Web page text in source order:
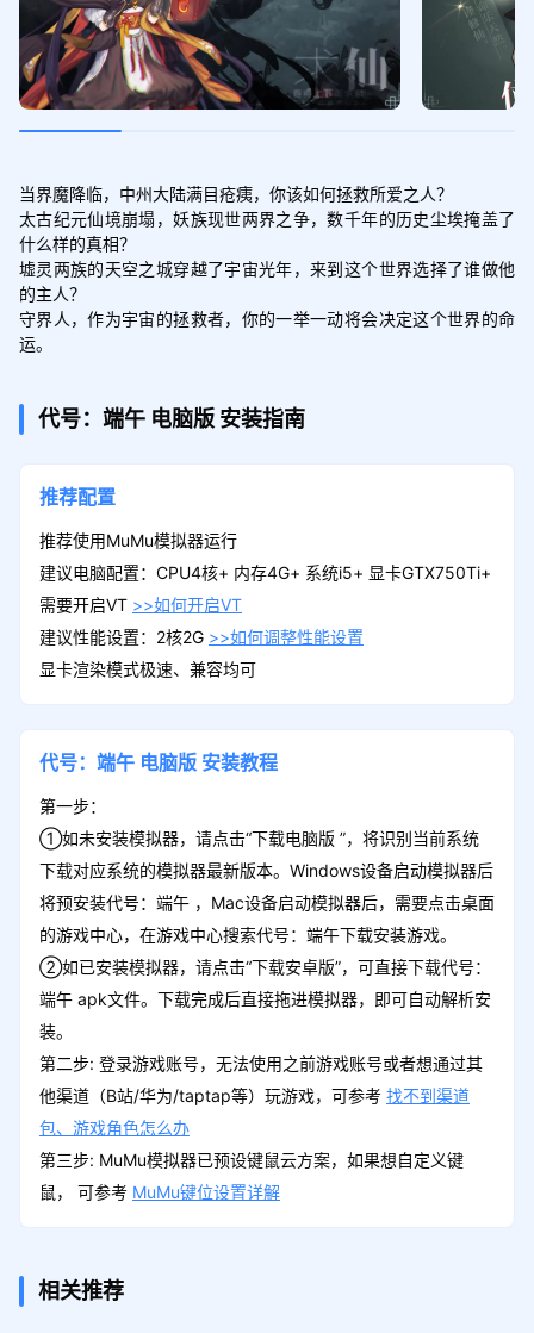
当界魔降临，中州大陆满目疮痍，你该如何拯救所爱之人？
太古纪元仙境崩塌，妖族现世两界之争，数千年的历史尘埃掩盖了
什么样的真相？
墟灵两族的天空之城穿越了宇宙光年，来到这个世界选择了谁做他
的主人？
守界人，作为宇宙的拯救者，你的一举一动将会决定这个世界的命
运。
代号：端午 电脑版 安装指南
推荐配置
推荐使用MuMu模拟器运行
建议电脑配置：CPU4核+ 内存4G+ 系统i5+ 显卡GTX750Ti+
需要开启VT >>如何开启VT
建议性能设置：2核2G >>如何调整性能设置
显卡渲染模式极速、兼容均可
代号：端午 电脑版 安装教程
第一步：
①如未安装模拟器，请点击“下载电脑版 ”，将识别当前系统
下载对应系统的模拟器最新版本。Windows设备启动模拟器后
将预安装代号：端午 ，Mac设备启动模拟器后，需要点击桌面
的游戏中心，在游戏中心搜索代号：端午下载安装游戏。
②如已安装模拟器，请点击“下载安卓版”，可直接下载代号：
端午 apk文件。下载完成后直接拖进模拟器，即可自动解析安
装。
第二步: 登录游戏账号，无法使用之前游戏账号或者想通过其
他渠道（B站/华为/taptap等）玩游戏，可参考 找不到渠道
包、游戏角色怎么办
第三步: MuMu模拟器已预设键鼠云方案，如果想自定义键
鼠， 可参考 MuMu键位设置详解
相关推荐